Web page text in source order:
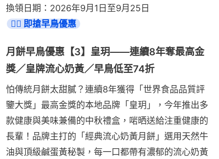
換領日期：2026年9月1日至9月25日
👉🏻 即搶早鳥優惠
月餅早鳥優惠【3】皇玥——連續8年奪最高金
獎／皇牌流心奶黃／早鳥低至74折
怕傳統月餅太甜膩？連續8年獲得「世界食品品質評
鑒大獎」最高金獎的本地品牌「皇玥」，今年推出多
款健康與美味兼備的中秋禮盒，啱晒送給注重健康的
長輩！品牌主打的「經典流心奶黃月餅」選用天然牛
油與頂級鹹蛋黃秘製，每一口都帶有濃郁的流心奶黃